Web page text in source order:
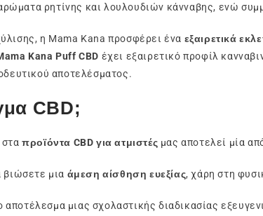
ρητίνης και λουλουδιών κάνναβης, ενώ
η Mama Kana προσφέρει ένα εξαιρετικά
Kana Puff CBD έχει εξαιρετικό προφίλ
αποτελέσματος.
CBD;
σταπροϊόντα CBD για ατμιστές μας αποτελεί μία
βιώσετε μια άμεση αίσθηση ευεξίας, χάρη στη
αποτέλεσμα μιας σχολαστικής διαδικασίας